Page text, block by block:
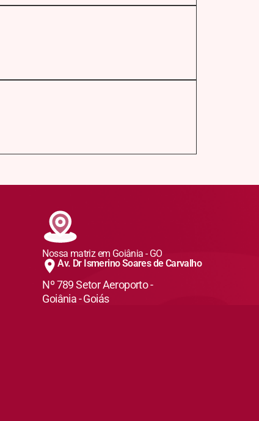
Nossa matriz em Goiânia - GO
Av. Dr Ismerino Soares de Carvalho
Nº 789 Setor Aeroporto -
Goiânia - Goiás